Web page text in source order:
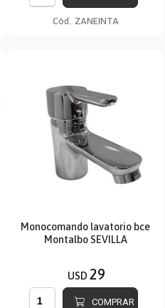
Cód. ZANEINTA
Monocomando lavatorio bce
Montalbo SEVILLA
USD 29
COMPRAR